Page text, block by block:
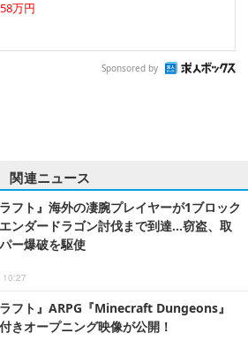
万円
Sponsored by
関連ニュース
ラフト』海外の凄腕プレイヤーが1ブロック
ンダードラゴン討伐まで到達…窃盗、取
ー爆破を駆使
10:27
ラフト』ARPG『Minecraft Dungeons』
きオープニング映像が公開！